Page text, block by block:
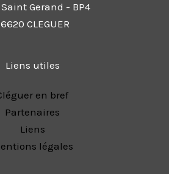
Gerand - BP4
CLEGUER
Liens utiles
en bref
Partenaires
Liens
légales